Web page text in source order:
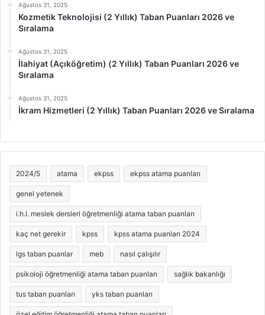
Ağustos 31, 2025
Kozmetik Teknolojisi (2 Yıllık) Taban Puanları 2026 ve
Sıralama
Ağustos 31, 2025
İlahiyat (Açıköğretim) (2 Yıllık) Taban Puanları 2026 ve
Sıralama
Ağustos 31, 2025
İkram Hizmetleri (2 Yıllık) Taban Puanları 2026 ve Sıralama
2024/5 atama ekpss ekpss atama puanları
genel yetenek
i.h.l. meslek dersleri öğretmenliği atama taban puanları
kaç net gerekir kpss kpss atama puanları 2024
lgs taban puanlar meb nasıl çalışılır
psikoloji öğretmenliği atama taban puanları sağlık bakanlığı
tus taban puanları yks taban puanları